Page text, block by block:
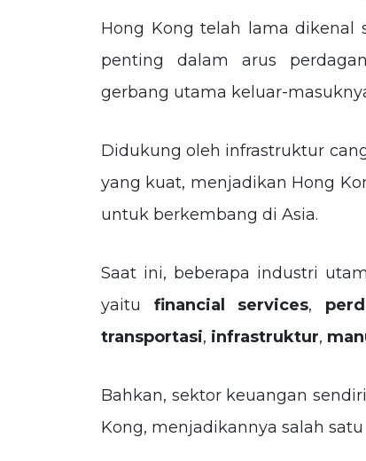
Hong Kong telah lama dikenal
penting dalam arus
gerbang utama keluar-
Didukung oleh infrastruktur
yang kuat, menjadikan Hong
untuk berkembang di Asia.
Saat ini, beberapa industri
yaitu financial services,
transportasi, infrastruktur,
Bahkan, sektor keuangan
Kong, menjadikannya salah